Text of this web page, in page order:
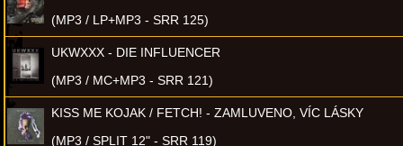
(MP3 / LP+MP3 - SRR 125)
UKWXXX - DIE INFLUENCER
(MP3 / MC+MP3 - SRR 121)
KISS ME KOJAK / FETCH! - ZAMLUVENO, VÍC LÁSKY
(MP3 / SPLIT 12" - SRR 119)